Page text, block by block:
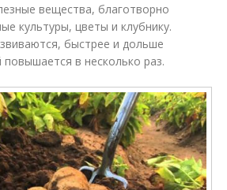
вещества, благотворно
культуры, цветы и клубнику.
быстрее и дольше
в несколько раз.